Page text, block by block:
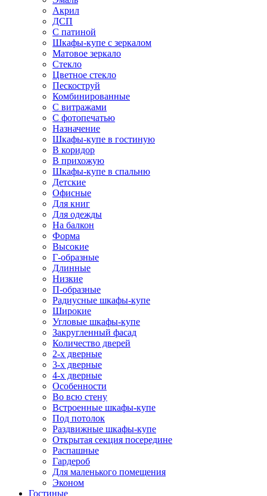
Акрил
ДСП
С патиной
Шкафы-купе с зеркалом
Матовое зеркало
Стекло
Цветное стекло
Пескоструй
Комбинированные
С витражами
С фотопечатью
Назначение
Шкафы-купе в гостиную
В коридор
В прихожую
Шкафы-купе в спальню
Детские
Офисные
Для книг
Для одежды
На балкон
Форма
Высокие
Г-образные
Длинные
Низкие
П-образные
Радиусные шкафы-купе
Широкие
Угловые шкафы-купе
Закругленный фасад
Количество дверей
2-х дверные
3-х дверные
4-х дверные
Особенности
Во всю стену
Встроенные шкафы-купе
Под потолок
Раздвижные шкафы-купе
Открытая секция посередине
Распашные
Гардероб
Для маленького помещения
Эконом
Гостиные